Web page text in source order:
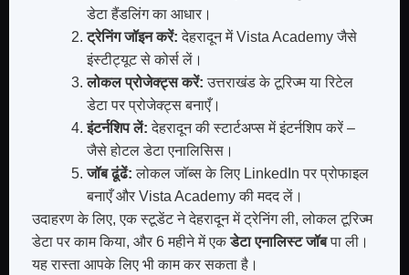
डेटा हैंडलिंग का आधार।
ट्रेनिंग जॉइन करें: देहरादून में Vista Academy जैसे
इंस्टीट्यूट से कोर्स लें।
लोकल प्रोजेक्ट्स करें: उत्तराखंड के टूरिज्म या रिटेल
डेटा पर प्रोजेक्ट्स बनाएँ।
इंटर्नशिप लें: देहरादून की स्टार्टअप्स में इंटर्नशिप करें –
जैसे होटल डेटा एनालिसिस।
जॉब ढूंढें: लोकल जॉब्स के लिए LinkedIn पर प्रोफाइल
बनाएँ और Vista Academy की मदद लें।
उदाहरण के लिए, एक स्टूडेंट ने देहरादून में ट्रेनिंग ली, लोकल टूरिज्म
डेटा पर काम किया, और 6 महीने में एकडेटा एनालिस्ट जॉबपा ली।
यह रास्ता आपके लिए भी काम कर सकता है।